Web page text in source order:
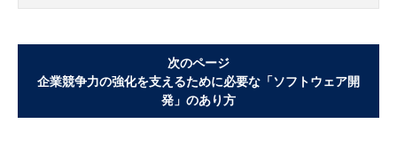
次のページ
企業競争力の強化を支えるために必要な「ソフトウェア開
発」のあり方